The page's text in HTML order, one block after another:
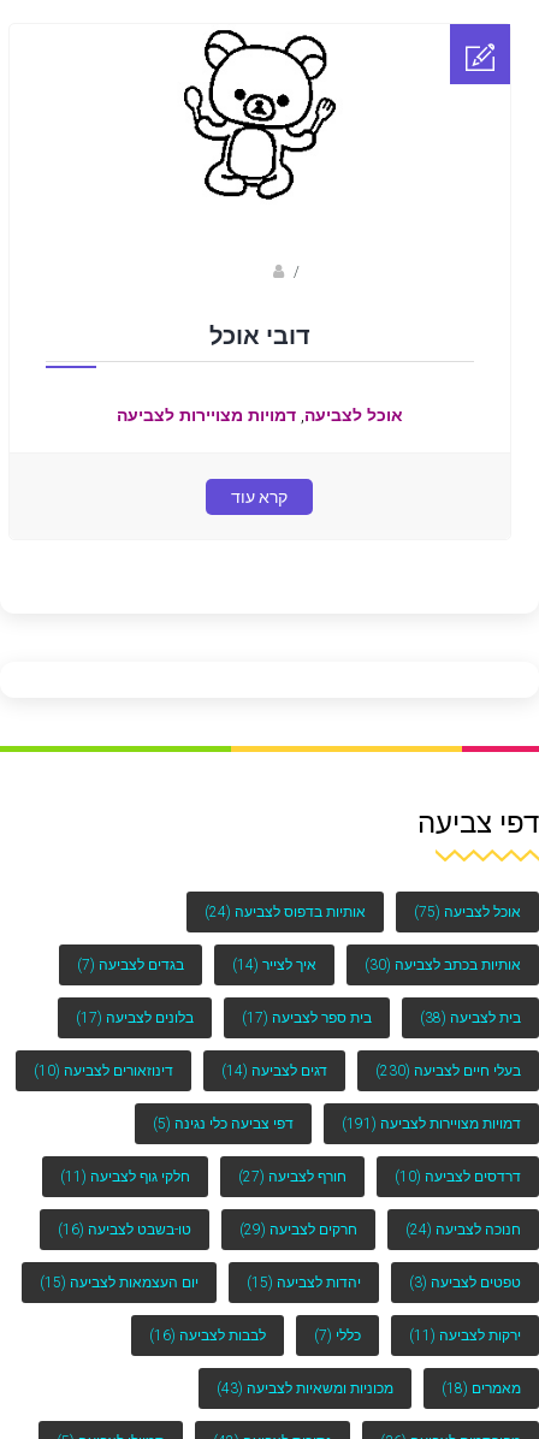
/
דובי אוכל
אוכל לצביעה,דמויות מצויירות לצביעה
קרא עוד
דפי צביעה
אוכל לצביעה (75) אותיות בדפוס לצביעה (24)
אותיות בכתב לצביעה (30) איך לצייר (14) בגדים לצביעה (7)
בית לצביעה (38) בית ספר לצביעה (17) בלונים לצביעה (17)
בעלי חיים לצביעה (230) דגים לצביעה (14) דינוזאורים לצביעה (10)
דמויות מצויירות לצביעה (191) דפי צביעה כלי נגינה (5)
דרדסים לצביעה (10) חורף לצביעה (27) חלקי גוף לצביעה (11)
חנוכה לצביעה (24) חרקים לצביעה (29) טו-בשבט לצביעה (16)
טפטים לצביעה (3) יהדות לצביעה (15) יום העצמאות לצביעה (15)
ירקות לצביעה (11) כללי (7) לבבות לצביעה (16)
מאמרים (18) מכוניות ומשאיות לצביעה (43)